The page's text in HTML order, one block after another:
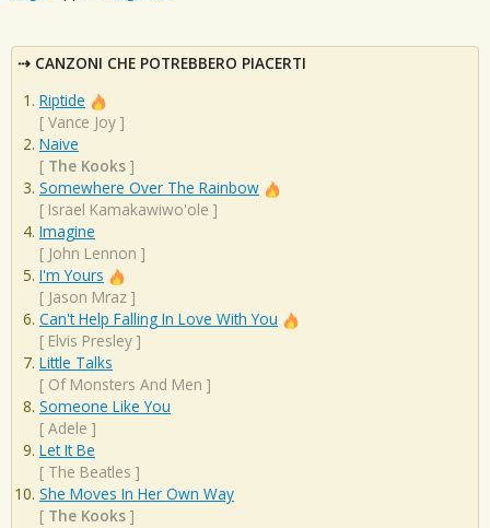
CANZONI CHE POTREBBERO PIACERTI
Riptide
[ Vance Joy ]
Naive
[ The Kooks ]
Somewhere Over The Rainbow
[ Israel Kamakawiwo'ole ]
Imagine
[ John Lennon ]
I'm Yours
[ Jason Mraz ]
Can't Help Falling In Love With You
[ Elvis Presley ]
Little Talks
[ Of Monsters And Men ]
Someone Like You
[ Adele ]
Let It Be
[ The Beatles ]
She Moves In Her Own Way
[ The Kooks ]